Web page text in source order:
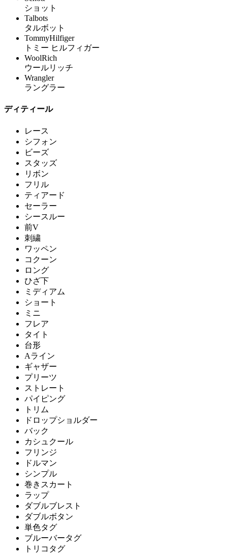
ショット
Talbots
タルボット
TommyHilfiger
トミー ヒルフィガー
WoolRich
ウールリッチ
Wrangler
ラングラー
ディティール
レース
シフォン
ビーズ
スタッズ
リボン
フリル
ティアード
セーラー
シースルー
前V
刺繍
ワッペン
コクーン
ロング
ひざ下
ミディアム
ショート
ミニ
フレア
タイト
台形
Aライン
ギャザー
プリーツ
ストレート
パイピング
トリム
ドロップショルダー
バック
カシュクール
フリンジ
ドルマン
シンプル
巻きスカート
ラップ
ダブルブレスト
ダブルボタン
単色タグ
ブルーバータグ
トリコタグ